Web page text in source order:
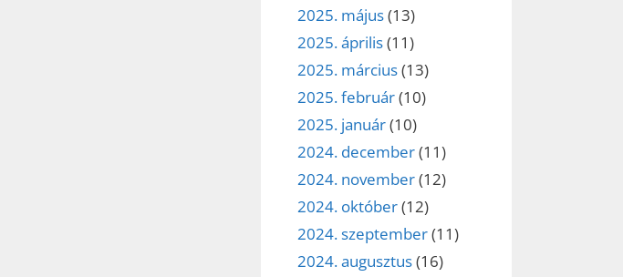
2025. május(13)
2025. április(11)
2025. március(13)
2025. február(10)
2025. január(10)
2024. december(11)
2024. november(12)
2024. október(12)
2024. szeptember(11)
2024. augusztus(16)